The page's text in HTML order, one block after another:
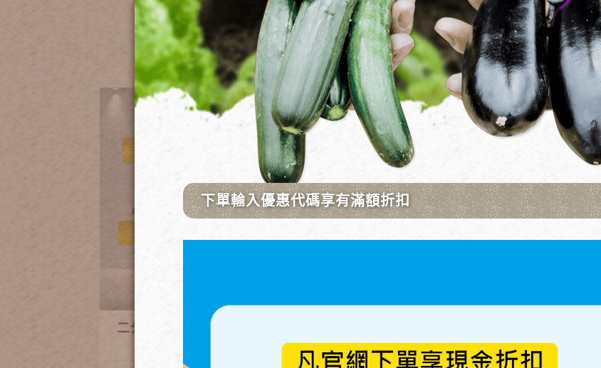
NT. 50
二分三通(各款)